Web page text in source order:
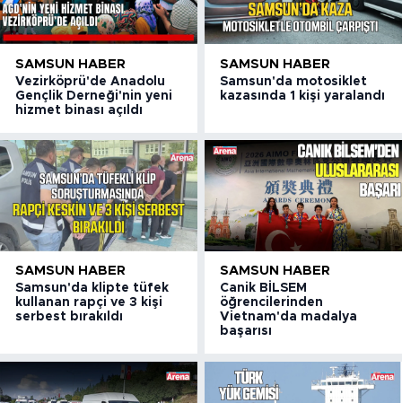
SAMSUN HABER
Vezirköprü'de Anadolu
Gençlik Derneği'nin yeni
hizmet binası açıldı
SAMSUN HABER
Samsun'da motosiklet
kazasında 1 kişi yaralandı
SAMSUN HABER
Samsun'da klipte tüfek
kullanan rapçi ve 3 kişi
serbest bırakıldı
SAMSUN HABER
Canik BİLSEM
öğrencilerinden
Vietnam'da madalya
başarısı